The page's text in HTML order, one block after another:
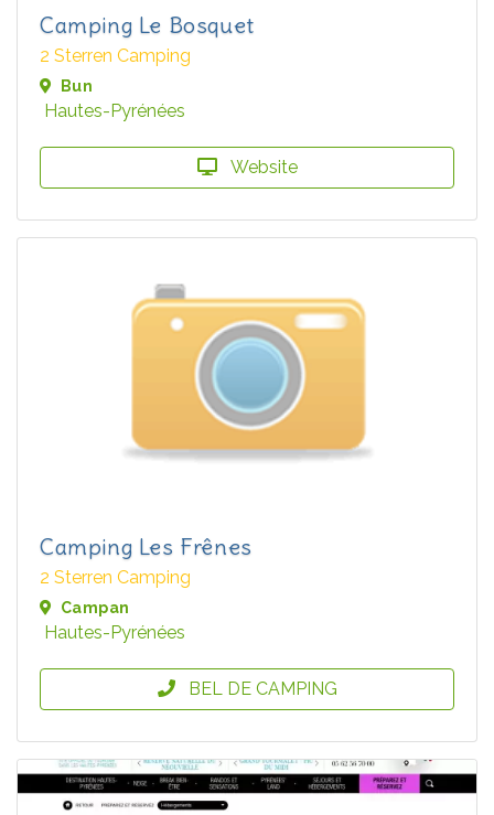
Camping Le Bosquet
2 Sterren Camping
Bun
Hautes-Pyrénées
Website
Camping Les Frênes
2 Sterren Camping
Campan
Hautes-Pyrénées
BEL DE CAMPING